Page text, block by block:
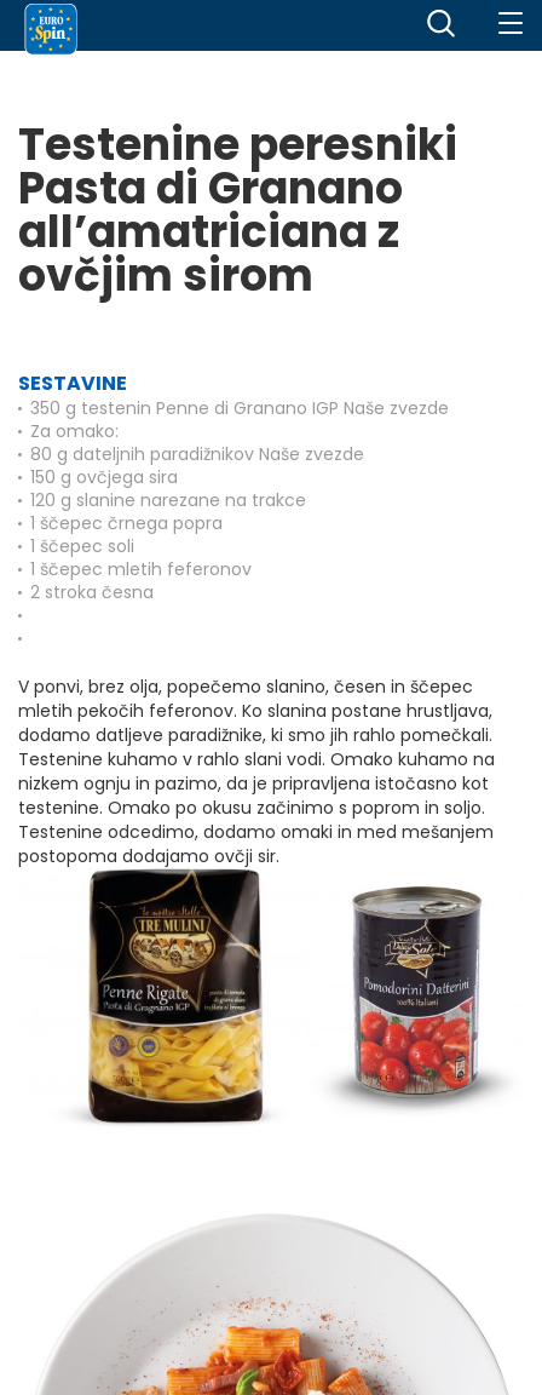
Testenine peresniki
Pasta di Granano
all’amatriciana z
ovčjim sirom
SESTAVINE
350 g testenin Penne di Granano IGP Naše zvezde
Za omako:
80 g dateljnih paradižnikov Naše zvezde
150 g ovčjega sira
120 g slanine narezane na trakce
1 ščepec črnega popra
1 ščepec soli
1 ščepec mletih feferonov
2 stroka česna
V ponvi, brez olja, popečemo slanino, česen in ščepec
mletih pekočih feferonov. Ko slanina postane hrustljava,
dodamo datljeve paradižnike, ki smo jih rahlo pomečkali.
Testenine kuhamo v rahlo slani vodi. Omako kuhamo na
nizkem ognju in pazimo, da je pripravljena istočasno kot
testenine. Omako po okusu začinimo s poprom in soljo.
Testenine odcedimo, dodamo omaki in med mešanjem
postopoma dodajamo ovčji sir.